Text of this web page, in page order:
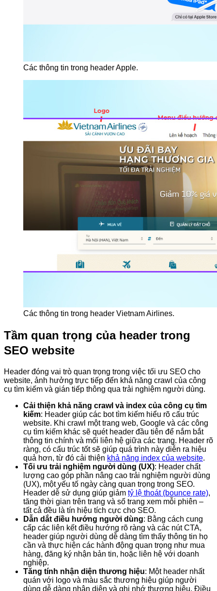
Các thông tin trong header Apple.
Các thông tin trong header Vietnam Airlines.
Tầm quan trọng của header trong
SEO website
Header đóng vai trò quan trọng trong việc tối ưu SEO cho
website, ảnh hưởng trực tiếp đến khả năng crawl của công
cụ tìm kiếm và gián tiếp thông qua trải nghiệm người dùng.
Cải thiện khả năng crawl và index của công cụ tìm
kiếm: Header giúp các bot tìm kiếm hiểu rõ cấu trúc
website. Khi crawl một trang web, Google và các công
cụ tìm kiếm khác sẽ quét header đầu tiên để nắm bắt
thông tin chính và mối liên hệ giữa các trang. Header rõ
ràng, có cấu trúc tốt sẽ giúp quá trình này diễn ra hiệu
quả hơn, từ đó cải thiện khả năng index của website.
Tối ưu trải nghiệm người dùng (UX): Header chất
lượng cao góp phần nâng cao trải nghiệm người dùng
(UX), một yếu tố ngày càng quan trọng trong SEO.
Header dễ sử dụng giúp giảm tỷ lệ thoát (bounce rate),
tăng thời gian trên trang và số trang xem mỗi phiên –
tất cả đều là tín hiệu tích cực cho SEO.
Dẫn dắt điều hướng người dùng: Bằng cách cung
cấp các liên kết điều hướng rõ ràng và các nút CTA,
header giúp người dùng dễ dàng tìm thấy thông tin họ
cần và thực hiện các hành động quan trọng như mua
hàng, đăng ký nhận bản tin, hoặc liên hệ với doanh
nghiệp.
Tăng tính nhận diện thương hiệu: Một header nhất
quán với logo và màu sắc thương hiệu giúp người
dùng dễ dàng nhận diện và ghi nhớ thương hiệu. Điều